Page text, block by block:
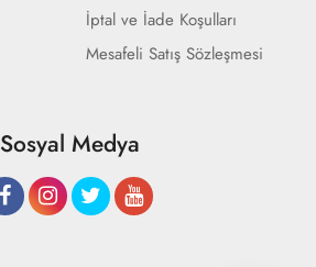
İptal ve İade Koşulları
Mesafeli Satış Sözleşmesi
Sosyal Medya